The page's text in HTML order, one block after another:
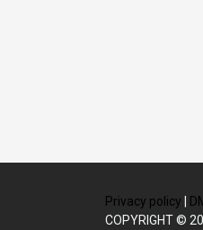
Privacy policy
COPYRIGHT ©